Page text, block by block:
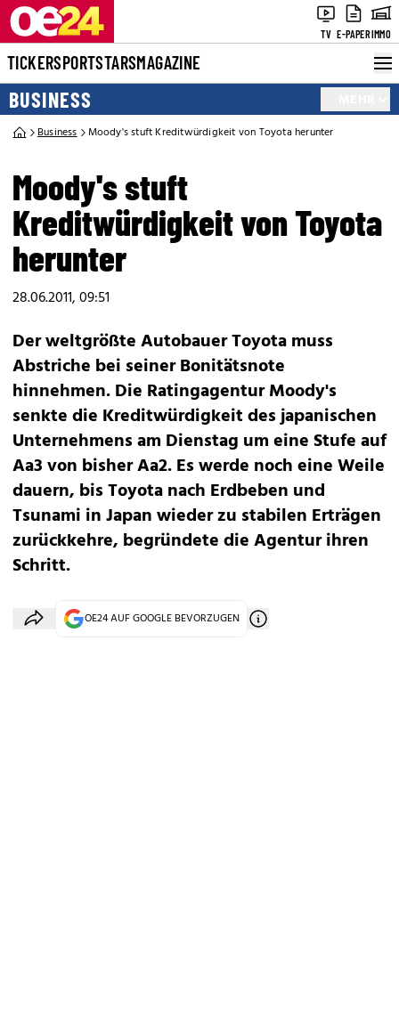
TV E-PAPERIMMO
TICKERSPORTSTARSMAGAZINE
BUSINESS
Business Moody's stuft Kreditwürdigkeit von Toyota herunter
Moody's stuft
Kreditwürdigkeit von Toyota
herunter
28.06.2011, 09:51
Der weltgrößte Autobauer Toyota muss
Abstriche bei seiner Bonitätsnote
hinnehmen. Die Ratingagentur Moody's
senkte die Kreditwürdigkeit des japanischen
Unternehmens am Dienstag um eine Stufe auf
Aa3 von bisher Aa2. Es werde noch eine Weile
dauern, bis Toyota nach Erdbeben und
Tsunami in Japan wieder zu stabilen Erträgen
zurückkehre, begründete die Agentur ihren
Schritt.
OE24 AUF GOOGLE BEVORZUGEN